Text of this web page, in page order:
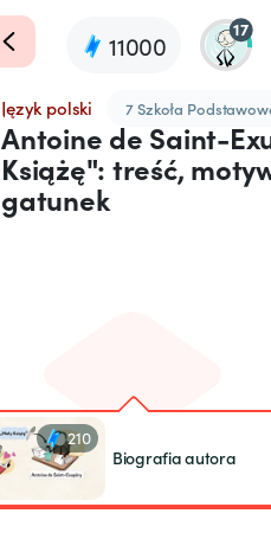
11000
17
Język polski 7 Szkoła
Antoine de Saint-
Książę": treść,
gatunek
210
Biografia autora